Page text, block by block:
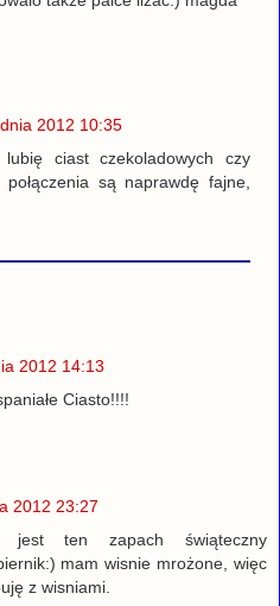
2012 10:35
ciast czekoladowych czy
są naprawdę fajne,
2012 14:13
Ciasto!!!!
2012 23:27
jest ten zapach świąteczny
mam wisnie mrożone, więc
z wisniami.